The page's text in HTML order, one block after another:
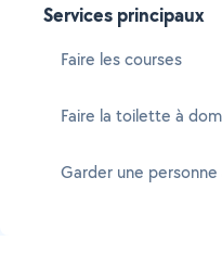
Services principaux
Faire les courses
Faire la toilette à
Garder une personne